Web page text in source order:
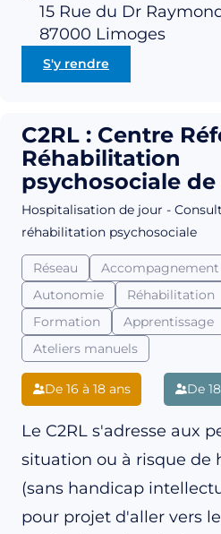
15 Rue du Dr
87000 Limoges
S'y rendre
C2RL : Centre
Réhabilitation
psychosociale
Hospitalisation de jour -
réhabilitation psychosociale
Réseau Accompagnement
Autonomie
Réhabilitation
Formation
Apprentissage
Ateliers manuels
De 16 à 18 ans De
Le C2RL s'adresse aux
situation ou à risque de
(sans handicap
pour projet d'aller vers